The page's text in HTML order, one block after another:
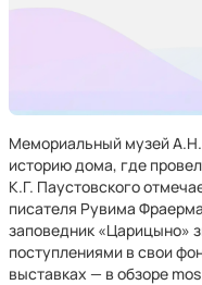
Мемориальный музей А.Н.
историю дома, где
К.Г. Паустовского
писателя Рувима
заповедник «Царицыно»
поступлениями в свои
выставках — в обзоре